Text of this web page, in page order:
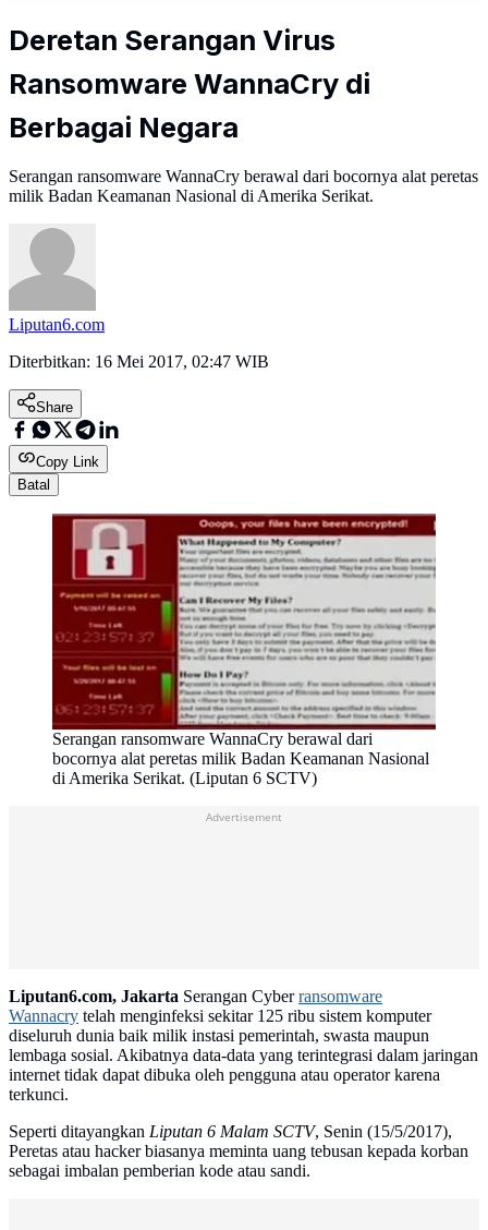
Deretan Serangan Virus
Ransomware WannaCry di
Berbagai Negara
Serangan ransomware WannaCry berawal dari bocornya alat peretas
milik Badan Keamanan Nasional di Amerika Serikat.
Liputan6.com
Diterbitkan: 16 Mei 2017, 02:47 WIB
Share
Copy Link
Batal
Serangan ransomware WannaCry berawal dari
bocornya alat peretas milik Badan Keamanan Nasional
di Amerika Serikat. (Liputan 6 SCTV)
Advertisement
Liputan6.com, Jakarta Serangan Cyberransomware
Wannacry telah menginfeksi sekitar 125 ribu sistem komputer
diseluruh dunia baik milik instasi pemerintah, swasta maupun
lembaga sosial. Akibatnya data-data yang terintegrasi dalam jaringan
internet tidak dapat dibuka oleh pengguna atau operator karena
terkunci.
Seperti ditayangkan Liputan 6 Malam SCTV, Senin (15/5/2017),
Peretas atau hacker biasanya meminta uang tebusan kepada korban
sebagai imbalan pemberian kode atau sandi.